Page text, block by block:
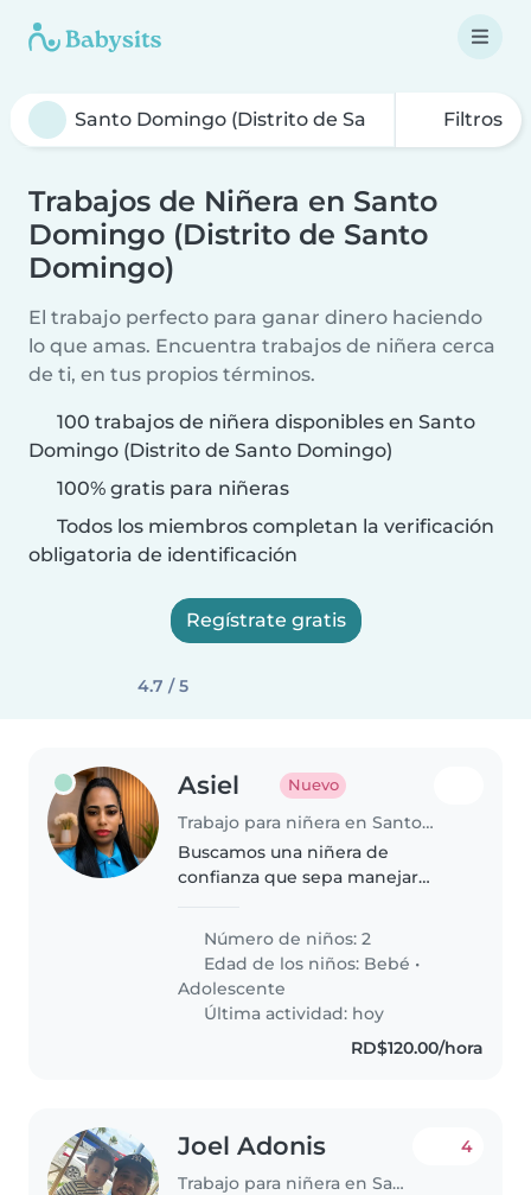
Filtros
Trabajos de Niñera en Santo
Domingo (Distrito de Santo
Domingo)
El trabajo perfecto para ganar dinero haciendo
lo que amas. Encuentra trabajos de niñera cerca
de ti, en tus propios términos.
100 trabajos de niñera disponibles en Santo
Domingo (Distrito de Santo Domingo)
100% gratis para niñeras
Todos los miembros completan la verificación
obligatoria de identificación
Regístrate gratis
4.7 / 5
Asiel Nuevo
Trabajo para niñera en Santo Domingo (Distrito de Santo Domingo)
Buscamos una niñera de
confianza que sepa manejar
tareas del hogar. Queremos a
alguien cariñoso, divertida e
inteligente que cuide a nuestro
pequeño de..
Número de niños: 2
Edad de los niños: Bebé •
Adolescente
Última actividad: hoy
RD$120.00/hora
Joel Adonis
Trabajo para niñera en Santo Domingo (Distrito de Santo Domingo)
4